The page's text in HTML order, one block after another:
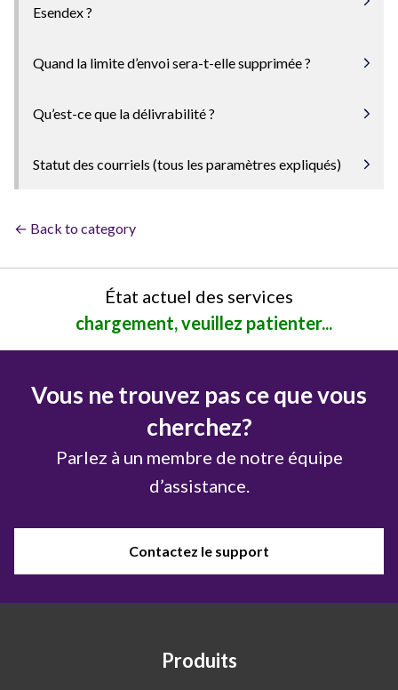
Esendex ?
Quand la limite d’envoi sera-t-elle supprimée ?
Qu’est-ce que la délivrabilité ?
Statut des courriels (tous les paramètres expliqués)
← Back to category
État actuel des services
chargement, veuillez patienter...
Vous ne trouvez pas ce que vous
cherchez?
Parlez à un membre de notre équipe
d’assistance.
Contactez le support
Produits